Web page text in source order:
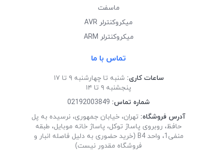
ماسفت
میکروکنترلر AVR
میکروکنترلر ARM
تماس با ما
ساعات کاری: شنبه تا چهارشنبه ۹ تا ۱۷
پنجشنبه ۹ تا ۱۴
شماره تماس: 02192003849
آدرس فروشگاه: تهران، خیابان جمهوری، نرسیده به پل
حافظ، روبروی پاساژ توکل، پاساژ خانه موبایل، طبقه
منفی1، واحد B4 (خرید حضوری به دلیل فاصله انبار و
فروشگاه مقدور نیست)